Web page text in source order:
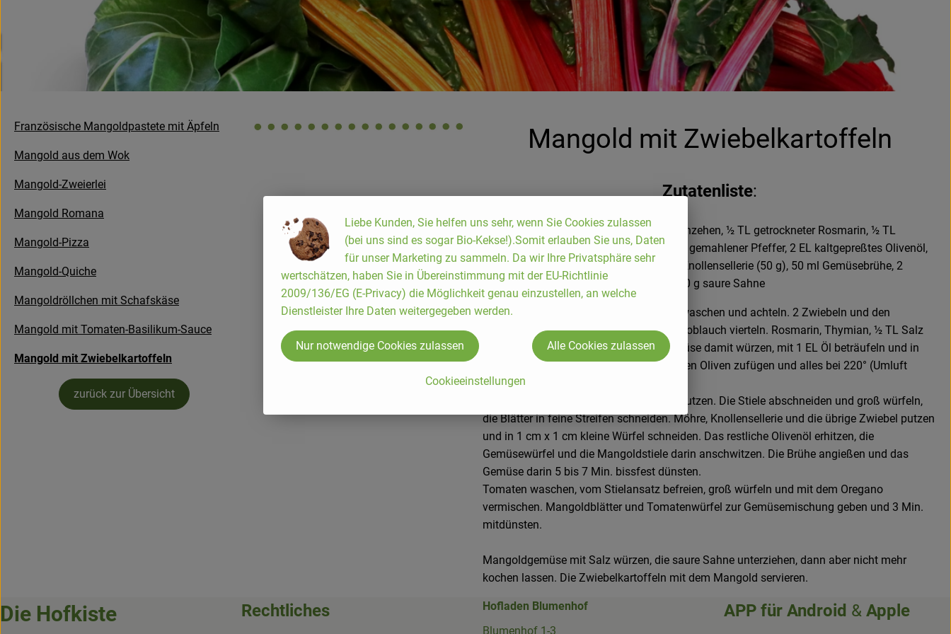
Französische Mangoldpastete mit Äpfeln
Mangold aus dem Wok
Mangold-Zweierlei
Mangold Romana
Mangold-Pizza
Mangold-Quiche
Mangoldröllchen mit Schafskäse
Mangold mit Tomaten-Basilikum-Sauce
Mangold mit Zwiebelkartoffeln
zurück zur Übersicht
Mangold mit Zwiebelkartoffeln
Zutatenliste:
650 g Kartoffeln, 3 Zwiebeln, 2 Knoblauchzehen, ½ TL getrockneter Rosmarin, ½ TL
getrockneter Thymian, Kräutersalz, frisch gemahlener Pfeffer, 2 EL kaltgepreßtes Olivenöl,
400 g Mangold, 1 kleine Möhre, 1 Stück Knollensellerie (50 g), 50 ml Gemüsebrühe, 2
Tomaten, ½ TL getrockneter Oregano, 150 g saure Sahne
Für die Zwiebelkartoffeln die Kartoffeln waschen und achteln. 2 Zwiebeln und den
Knoblauch schälen, Zwiebeln achteln, Knoblauch vierteln. Rosmarin, Thymian, ½ TL Salz
und etwas Pfeffer vermischen. Das Gemüse damit würzen, mit 1 EL Öl beträufeln und in
eine feuerfeste Form geben. Die schwarzen Oliven zufügen und alles bei 220° (Umluft
200°) im Ofen 30 Min. backen.
Inzwischen den Mangold waschen und putzen. Die Stiele abschneiden und groß würfeln,
die Blätter in feine Streifen schneiden. Möhre, Knollensellerie und die übrige Zwiebel putzen
und in 1 cm x 1 cm kleine Würfel schneiden. Das restliche Olivenöl erhitzen, die
Gemüsewürfel und die Mangoldstiele darin anschwitzen. Die Brühe angießen und das
Gemüse darin 5 bis 7 Min. bissfest dünsten.
Tomaten waschen, vom Stielansatz befreien, groß würfeln und mit dem Oregano
vermischen. Mangoldblätter und Tomatenwürfel zur Gemüsemischung geben und 3 Min.
mitdünsten.
Mangoldgemüse mit Salz würzen, die saure Sahne unterziehen, dann aber nicht mehr
kochen lassen. Die Zwiebelkartoffeln mit dem Mangold servieren.
Die Hofkiste Rechtliches
Hofladen Blumenhof
Blumenhof 1-3
APP für Android & Apple
Liebe Kunden, Sie helfen uns sehr, wenn Sie Cookies zulassen
(bei uns sind es sogar Bio-Kekse!).Somit erlauben Sie uns, Daten
für unser Marketing zu sammeln. Da wir Ihre Privatsphäre sehr
wertschätzen, haben Sie in Übereinstimmung mit der EU-Richtlinie
2009/136/EG (E-Privacy) die Möglichkeit genau einzustellen, an welche
Dienstleister Ihre Daten weitergegeben werden.
Cookieeinstellungen
Nur notwendige Cookies zulassen Alle Cookies zulassen